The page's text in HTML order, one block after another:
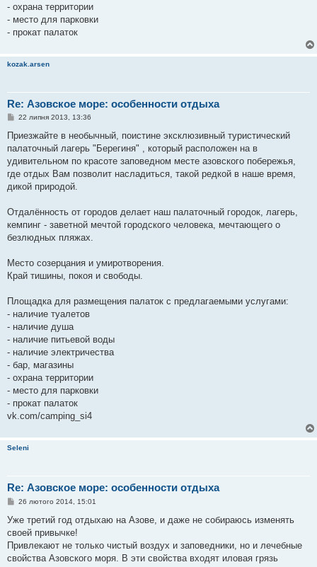
- охрана территории
- место для парковки
- прокат палаток
kozak.arsen
Re: Азовское море: особенности отдыха
П
в
д
о
м
л
е
я
22 липня 2013, 13:36
Приезжайте в необычный, поистине эксклюзивный туристический
палаточный лагерь "Берегиня" , который расположен на в
удивительном по красоте заповедном месте азовского побережья,
где отдых Вам позволит насладиться, такой редкой в наше время,
дикой природой.
Отдалённость от городов делает наш палаточный городок, лагерь,
кемпинг - заветной мечтой городского человека, мечтающего о
безлюдных пляжах.
Место созерцания и умиротворения.
Край тишины, покоя и свободы.
Площадка для размещения палаток с предлагаемыми услугами:
- наличие туалетов
- наличие душа
- наличие питьевой воды
- наличие электричества
- бар, магазины
- охрана территории
- место для парковки
- прокат палаток
vk.com/camping_si4
Seleni
Re: Азовское море: особенности отдыха
П
в
д
о
л
26 лютого 2014, 15:01
Уже третий год отдыхаю на Азове, и даже не собираюсь изменять
своей привычке!
Привлекают не только чистый воздух и заповедники, но и лечебные
свойства Азовского моря. В эти свойства входят иловая грязь